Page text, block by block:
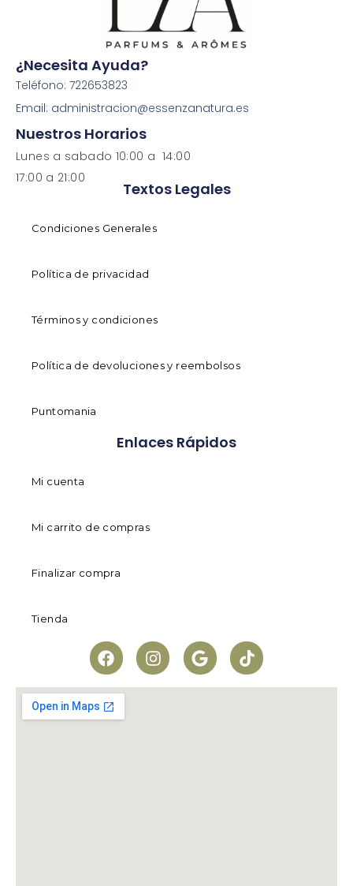
¿Necesita Ayuda?
Teléfono: 722653823
Email: administracion@essenzanatura.es
Nuestros Horarios
Lunes a sabado 10:00 a 14:00
17:00 a 21:00
Textos Legales
Condiciones Generales
Política de privacidad
Términos y condiciones
Política de devoluciones y reembolsos
Puntomania
Enlaces Rápidos
Mi cuenta
Mi carrito de compras
Finalizar compra
Tienda